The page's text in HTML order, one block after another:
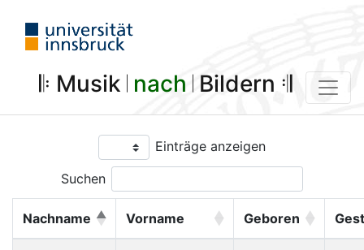
𝄆 Musik 𝄀 nach 𝄀 Bildern 𝄇
Einträge anzeigen
Suchen
Nachname Vorname Geboren